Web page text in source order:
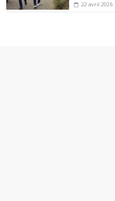
22 avril 2026